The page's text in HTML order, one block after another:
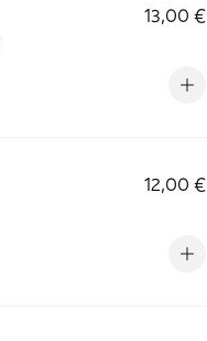
13,00 €
12,00 €